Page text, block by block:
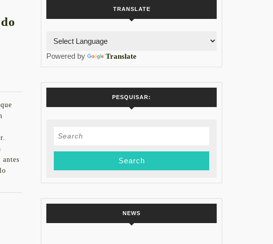
antes
TRANSLATE
Powered by Translate
PESQUISAR:
Search
NEWS